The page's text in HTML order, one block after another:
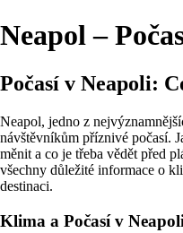
Neapol –
Počasí v Neapoli:
Neapol, jedno z
návštěvníkům příznivé počasí.
měnit a co je třeba vědět před
všechny důležité informace o
destinaci.
Klima a Počasí v Neapoli